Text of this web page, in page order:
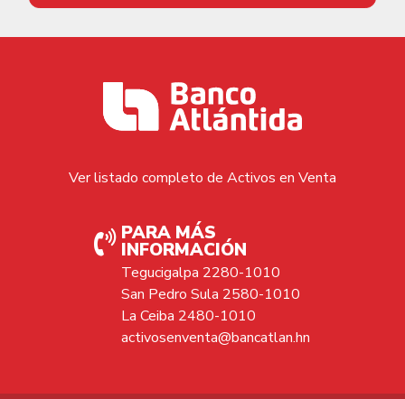
Ver listado completo de Activos en Venta
PARA MÁS
INFORMACIÓN
Tegucigalpa 2280-1010
San Pedro Sula 2580-1010
La Ceiba 2480-1010
activosenventa@bancatlan.hn